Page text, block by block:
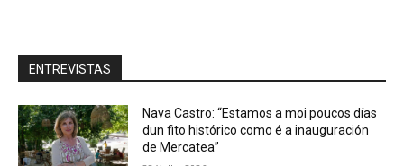
ENTREVISTAS
Nava Castro: “Estamos a moi poucos días
dun fito histórico como é a inauguración
de Mercatea”